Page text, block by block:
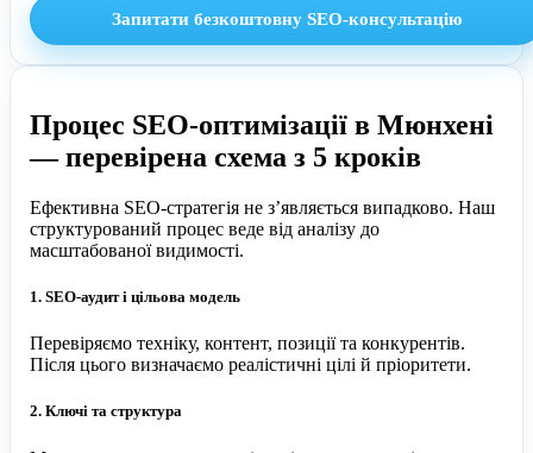
Запитати безкоштовну SEO-консультацію
Процес SEO-оптимізації в Мюнхені
— перевірена схема з 5 кроків
Ефективна SEO-стратегія не з’являється випадково. Наш
структурований процес веде від аналізу до
масштабованої видимості.
1. SEO-аудит і цільова модель
Перевіряємо техніку, контент, позиції та конкурентів.
Після цього визначаємо реалістичні цілі й пріоритети.
2. Ключі та структура